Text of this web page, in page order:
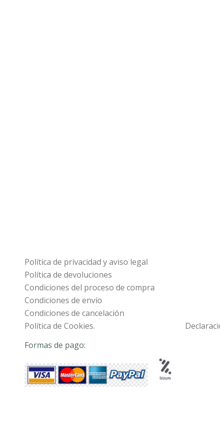
Política de privacidad y aviso legal
Política de devoluciones
Condiciones del proceso de compra
Condiciones de envío
Condiciones de cancelación
Política de Cookies.
Formas de pago: